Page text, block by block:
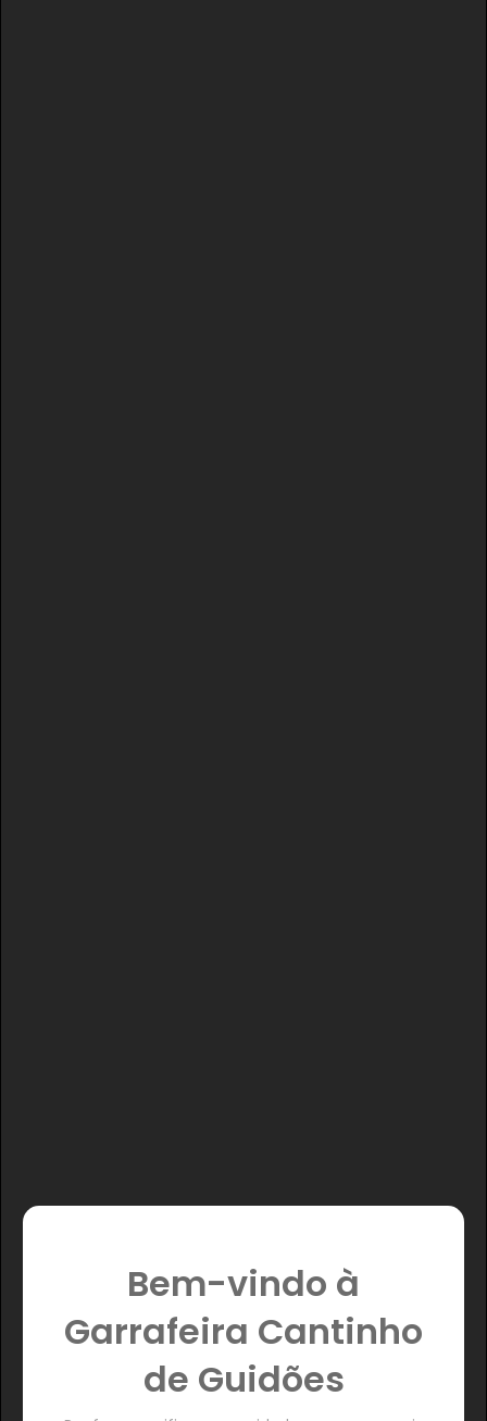
Bem-vindo à
Garrafeira Cantinho
de Guidões